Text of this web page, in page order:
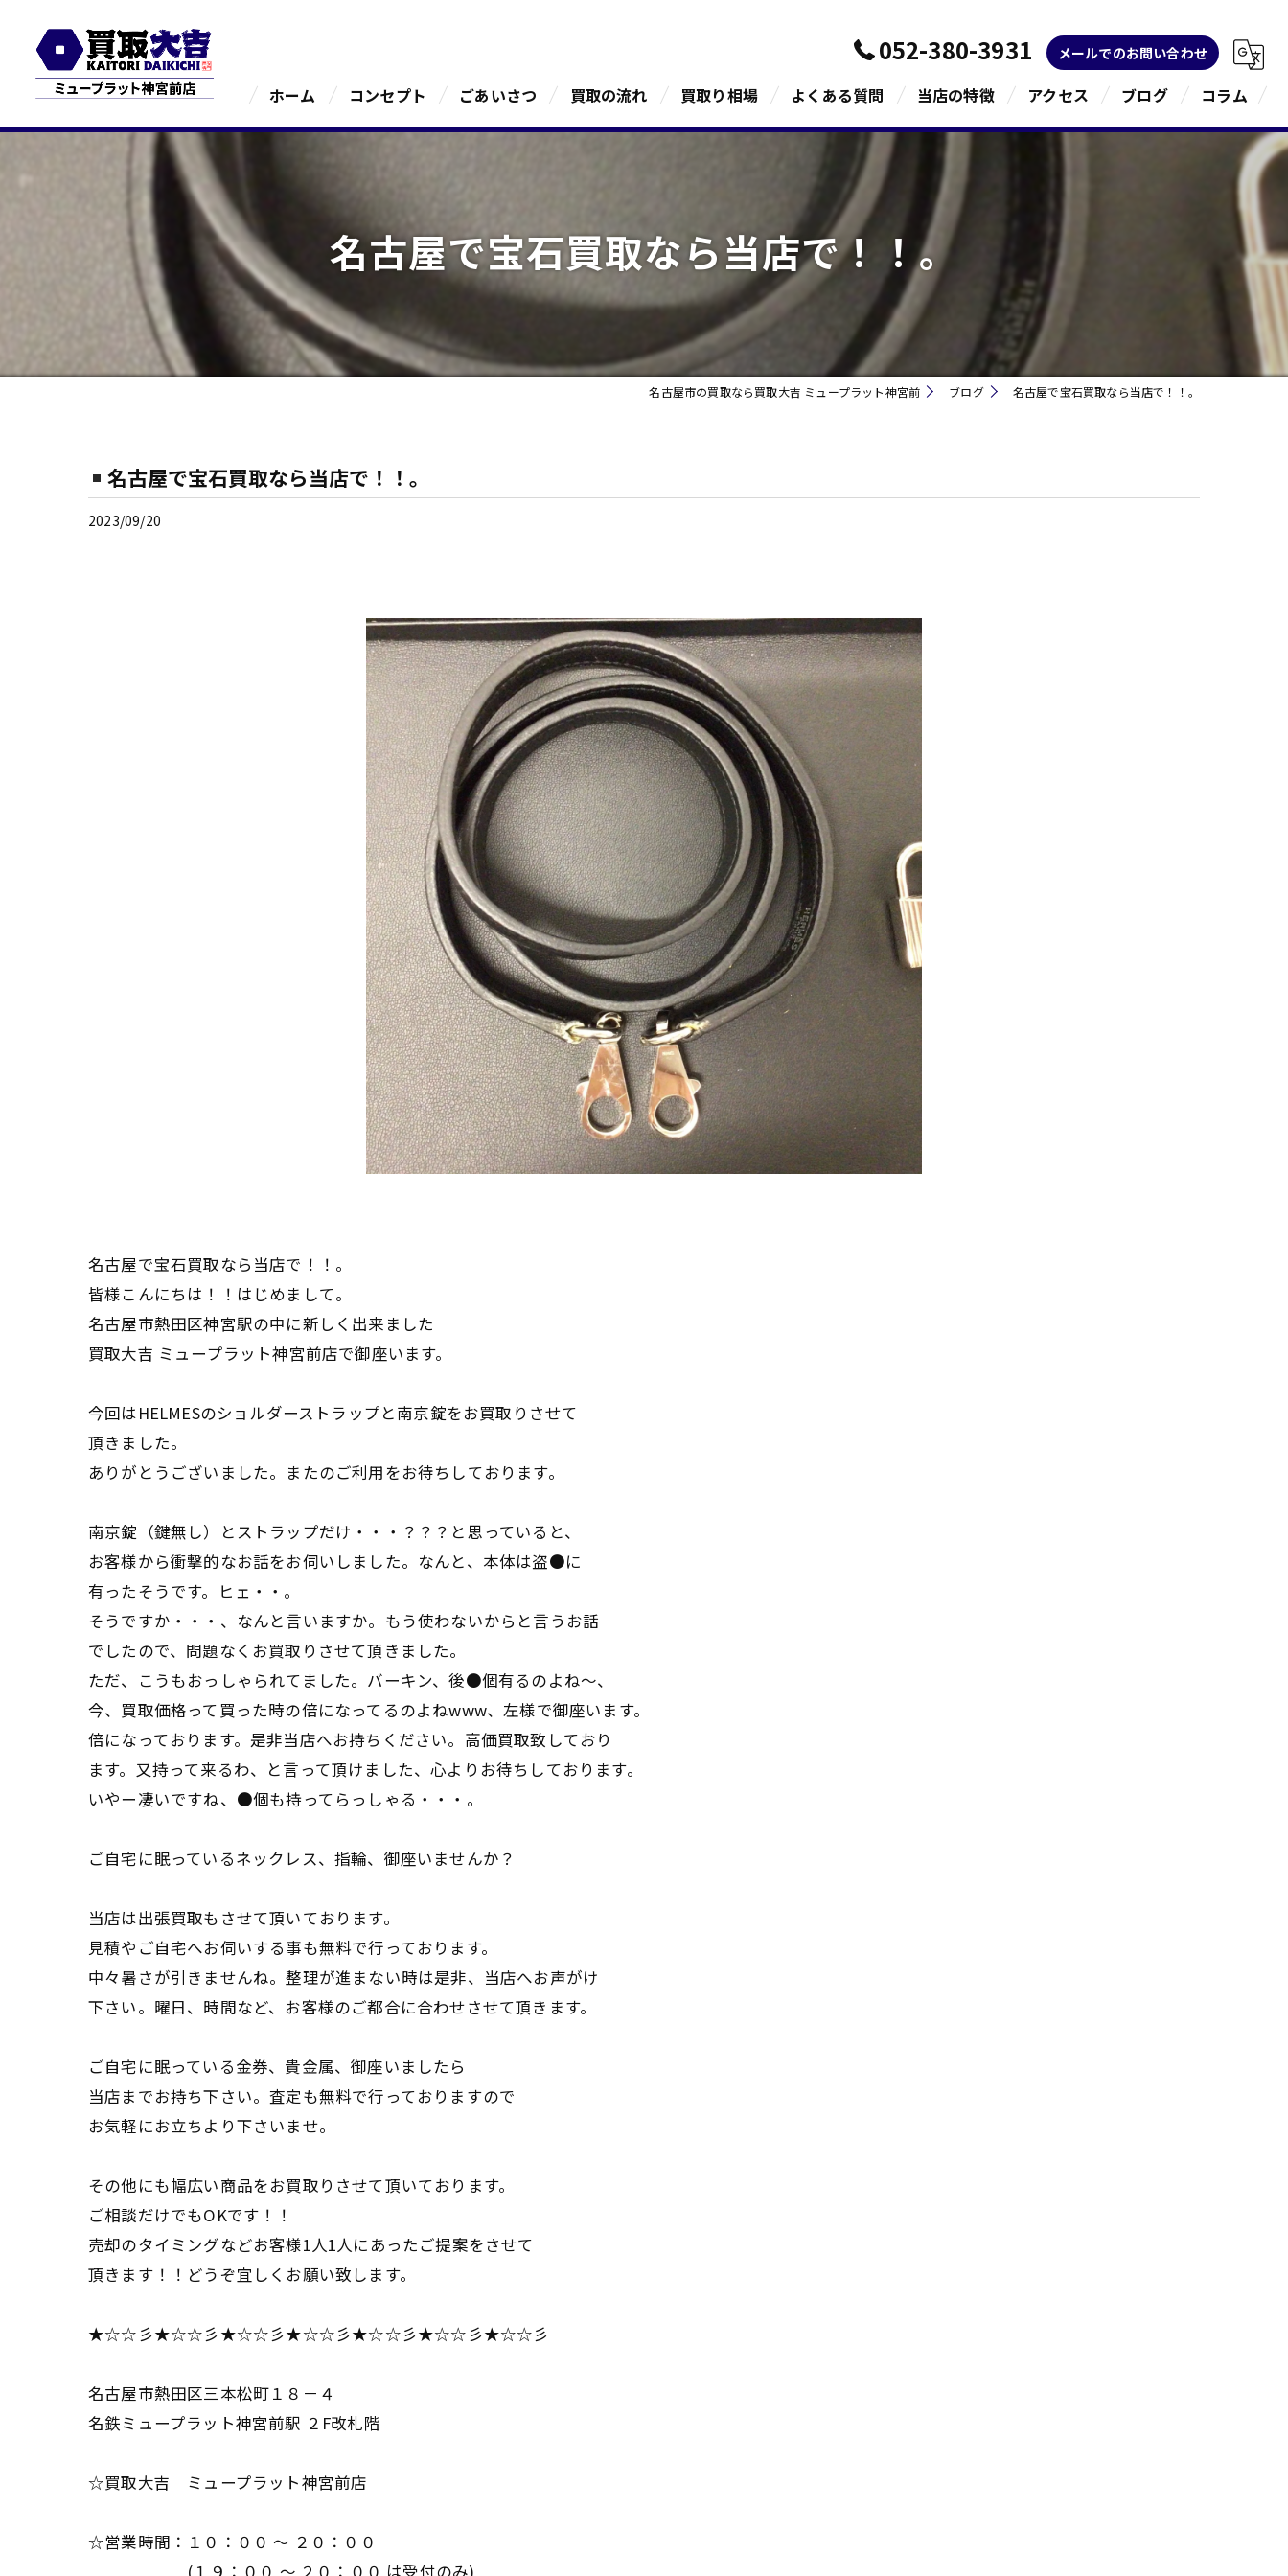
052-380-3931 メールでのお問い合わせ
ホーム コンセプト ごあいさつ 買取の流れ 買取り相場 よくある質問 当店の特徴
ブランド
宝石
貴金属
指輪
アクセス ブログ コラム
名古屋で宝石買取なら当店で！！。
名古屋市の買取なら買取大吉 ミュープラット神宮前 ブログ 名古屋で宝石買取なら当店で！！。
名古屋で宝石買取なら当店で！！。
2023/09/20
名古屋で宝石買取なら当店で！！。
皆様こんにちは！！はじめまして。
名古屋市熱田区神宮駅の中に新しく出来ました
買取大吉 ミュープラット神宮前店で御座います。
今回はHELMESのショルダーストラップと南京錠をお買取りさせて
頂きました。
ありがとうございました。またのご利用をお待ちしております。
南京錠（鍵無し）とストラップだけ・・・？？？と思っていると、
お客様から衝撃的なお話をお伺いしました。なんと、本体は盗●に
有ったそうです。ヒェ・・。
そうですか・・・、なんと言いますか。もう使わないからと言うお話
でしたので、問題なくお買取りさせて頂きました。
ただ、こうもおっしゃられてました。バーキン、後●個有るのよね～、
今、買取価格って買った時の倍になってるのよねwww、左様で御座います。
倍になっております。是非当店へお持ちください。高価買取致しており
ます。又持って来るわ、と言って頂けました、心よりお待ちしております。
いやー凄いですね、●個も持ってらっしゃる・・・。
ご自宅に眠っているネックレス、指輪、御座いませんか？
当店は出張買取もさせて頂いております。
見積やご自宅へお伺いする事も無料で行っております。
中々暑さが引きませんね。整理が進まない時は是非、当店へお声がけ
下さい。曜日、時間など、お客様のご都合に合わせさせて頂きます。
ご自宅に眠っている金券、貴金属、御座いましたら
当店までお持ち下さい。査定も無料で行っておりますので
お気軽にお立ちより下さいませ。
その他にも幅広い商品をお買取りさせて頂いております。
ご相談だけでもOKです！！
売却のタイミングなどお客様1人1人にあったご提案をさせて
頂きます！！どうぞ宜しくお願い致します。
★☆☆彡★☆☆彡★☆☆彡★☆☆彡★☆☆彡★☆☆彡★☆☆彡
名古屋市熱田区三本松町１８－４
名鉄ミュープラット神宮前駅 ２F改札階
☆買取大吉 ミュープラット神宮前店
☆営業時間：１０：００ ～ ２０：００
(１９：００ ～ ２０：００ は受付のみ)